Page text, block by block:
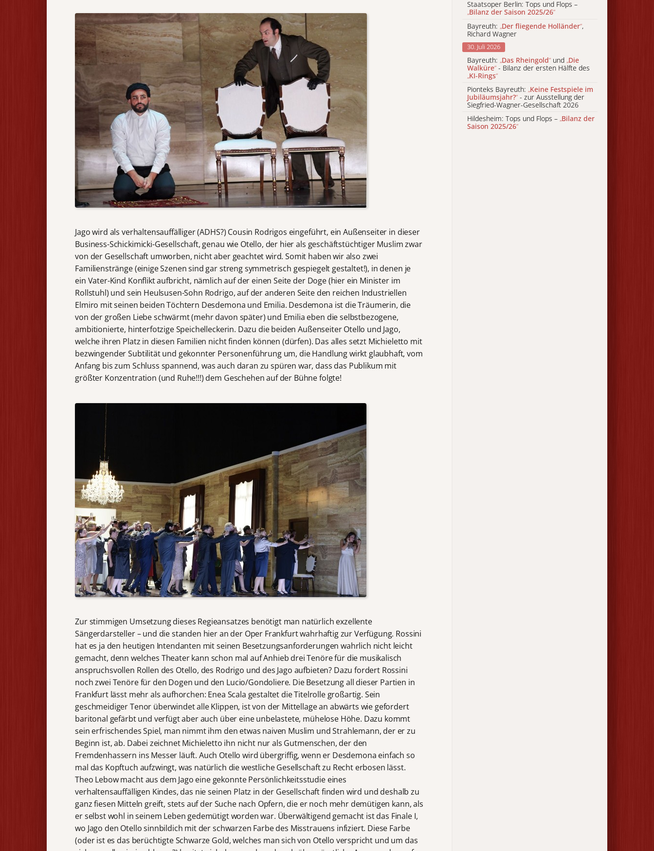
Jago wird als verhaltensauffälliger (ADHS?) Cousin Rodrigos eingeführt, ein Außenseiter in dieser
Business-Schickimicki-Gesellschaft, genau wie Otello, der hier als geschäftstüchtiger Muslim zwar
von der Gesellschaft umworben, nicht aber geachtet wird. Somit haben wir also zwei
Familienstränge (einige Szenen sind gar streng symmetrisch gespiegelt gestaltet!), in denen je
ein Vater-Kind Konflikt aufbricht, nämlich auf der einen Seite der Doge (hier ein Minister im
Rollstuhl) und sein Heulsusen-Sohn Rodrigo, auf der anderen Seite den reichen Industriellen
Elmiro mit seinen beiden Töchtern Desdemona und Emilia. Desdemona ist die Träumerin, die
von der großen Liebe schwärmt (mehr davon später) und Emilia eben die selbstbezogene,
ambitionierte, hinterfotzige Speichelleckerin. Dazu die beiden Außenseiter Otello und Jago,
welche ihren Platz in diesen Familien nicht finden können (dürfen). Das alles setzt Michieletto mit
bezwingender Subtilität und gekonnter Personenführung um, die Handlung wirkt glaubhaft, vom
Anfang bis zum Schluss spannend, was auch daran zu spüren war, dass das Publikum mit
größter Konzentration (und Ruhe!!!) dem Geschehen auf der Bühne folgte!
Zur stimmigen Umsetzung dieses Regieansatzes benötigt man natürlich exzellente
Sängerdarsteller – und die standen hier an der Oper Frankfurt wahrhaftig zur Verfügung. Rossini
hat es ja den heutigen Intendanten mit seinen Besetzungsanforderungen wahrlich nicht leicht
gemacht, denn welches Theater kann schon mal auf Anhieb drei Tenöre für die musikalisch
anspruchsvollen Rollen des Otello, des Rodrigo und des Jago aufbieten? Dazu fordert Rossini
noch zwei Tenöre für den Dogen und den Lucio/Gondoliere. Die Besetzung all dieser Partien in
Frankfurt lässt mehr als aufhorchen: Enea Scala gestaltet die Titelrolle großartig. Sein
geschmeidiger Tenor überwindet alle Klippen, ist von der Mittellage an abwärts wie gefordert
baritonal gefärbt und verfügt aber auch über eine unbelastete, mühelose Höhe. Dazu kommt
sein erfrischendes Spiel, man nimmt ihm den etwas naiven Muslim und Strahlemann, der er zu
Beginn ist, ab. Dabei zeichnet Michieletto ihn nicht nur als Gutmenschen, der den
Fremdenhassern ins Messer läuft. Auch Otello wird übergriffig, wenn er Desdemona einfach so
mal das Kopftuch aufzwingt, was natürlich die westliche Gesellschaft zu Recht erbosen lässt.
Theo Lebow macht aus dem Jago eine gekonnte Persönlichkeitsstudie eines
verhaltensauffälligen Kindes, das nie seinen Platz in der Gesellschaft finden wird und deshalb zu
ganz fiesen Mitteln greift, stets auf der Suche nach Opfern, die er noch mehr demütigen kann, als
er selbst wohl in seinem Leben gedemütigt worden war. Überwältigend gemacht ist das Finale I,
wo Jago den Otello sinnbildich mit der schwarzen Farbe des Misstrauens infiziert. Diese Farbe
(oder ist es das berüchtigte Schwarze Gold, welches man sich von Otello verspricht und um das
Staatsoper Berlin: Tops und Flops –
„Bilanz der Saison 2025/26“
Bayreuth: „Der fliegende Holländer“,
Richard Wagner
30. Juli 2026
Bayreuth: „Das Rheingold“ und „Die
Walküre“ - Bilanz der ersten Hälfte des
„KI-Rings“
Pionteks Bayreuth: „Keine Festspiele im
Jubiläumsjahr?“ - zur Ausstellung der
Siegfried-Wagner-Gesellschaft 2026
Hildesheim: Tops und Flops – „Bilanz der
Saison 2025/26“